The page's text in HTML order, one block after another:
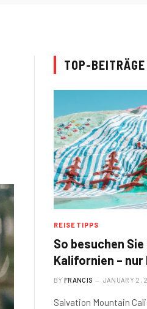
TOP-BEITRÄGE
REISETIPPS
So besuchen
Kalifornien – nur
BY FRANCIS JANUARY 2,
Salvation Mountain